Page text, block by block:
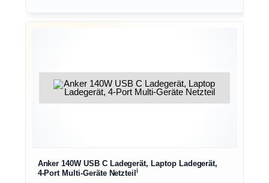
Anker 140W USB C Ladegerät, Laptop Ladegerät,
4-Port Multi-Geräte Netzteilℹ︎